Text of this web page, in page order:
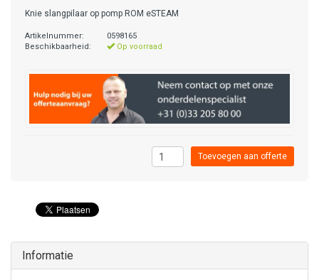
Knie slangpilaar op pomp ROM eSTEAM
Artikelnummer:
0598165
Beschikbaarheid:
Op voorraad
Toevoegen aan offerte
Informatie